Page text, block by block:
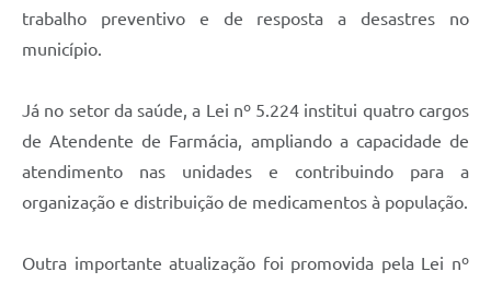
trabalho preventivo e de resposta a desastres no
município.
Já no setor da saúde, a Lei nº 5.224 institui quatro cargos
de Atendente de Farmácia, ampliando a capacidade de
atendimento nas unidades e contribuindo para a
organização e distribuição de medicamentos à população.
Outra importante atualização foi promovida pela Lei nº